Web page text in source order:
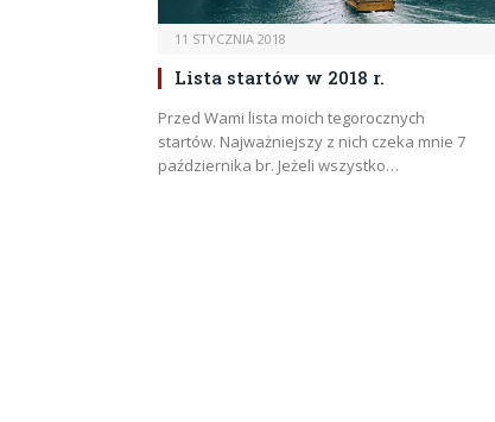
11 STYCZNIA 2018
Lista startów w 2018 r.
Przed Wami lista moich tegorocznych
startów. Najważniejszy z nich czeka mnie 7
października br. Jeżeli wszystko…